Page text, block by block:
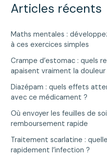
Articles récents
Maths mentales :
à ces exercices simples
Crampe d’estomac : quels
apaisent vraiment la douleur
Diazépam : quels effets
avec ce médicament ?
Où envoyer les feuilles de
remboursement rapide
Traitement scarlatine :
rapidement l’infection ?